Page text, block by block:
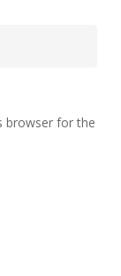
browser for the